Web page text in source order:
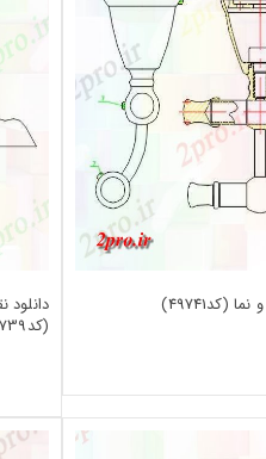
(کد49739)